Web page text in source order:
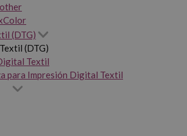
(DTG)
(DTG)
Textil
para Impresión Digital Textil